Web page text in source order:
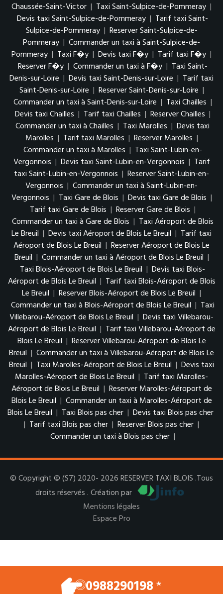
Chaussée-Saint-Victor | Taxi Saint-Sulpice-de-Pommeray |
Devis taxi Saint-Sulpice-de-Pommeray | Tarif taxi Saint-
Sulpice-de-Pommeray | Reserver Saint-Sulpice-de-
Pommeray | Commander un taxi à Saint-Sulpice-de-
Pommeray | Taxi F�y | Devis taxi F�y | Tarif taxi F�y |
Reserver F�y | Commander un taxi à F�y | Taxi Saint-
Denis-sur-Loire | Devis taxi Saint-Denis-sur-Loire | Tarif taxi
Saint-Denis-sur-Loire | Reserver Saint-Denis-sur-Loire |
Commander un taxi à Saint-Denis-sur-Loire | Taxi Chailles |
Devis taxi Chailles | Tarif taxi Chailles | Reserver Chailles |
Commander un taxi à Chailles | Taxi Marolles | Devis taxi
Marolles | Tarif taxi Marolles | Reserver Marolles |
Commander un taxi à Marolles | Taxi Saint-Lubin-en-
Vergonnois | Devis taxi Saint-Lubin-en-Vergonnois | Tarif
taxi Saint-Lubin-en-Vergonnois | Reserver Saint-Lubin-en-
Vergonnois | Commander un taxi à Saint-Lubin-en-
Vergonnois | Taxi Gare de Blois | Devis taxi Gare de Blois |
Tarif taxi Gare de Blois | Reserver Gare de Blois |
Commander un taxi à Gare de Blois | Taxi Aéroport de Blois
Le Breuil | Devis taxi Aéroport de Blois Le Breuil | Tarif taxi
Aéroport de Blois Le Breuil | Reserver Aéroport de Blois Le
Breuil | Commander un taxi à Aéroport de Blois Le Breuil |
Taxi Blois-Aéroport de Blois Le Breuil | Devis taxi Blois-
Aéroport de Blois Le Breuil | Tarif taxi Blois-Aéroport de Blois
Le Breuil | Reserver Blois-Aéroport de Blois Le Breuil |
Commander un taxi à Blois-Aéroport de Blois Le Breuil | Taxi
Villebarou-Aéroport de Blois Le Breuil | Devis taxi Villebarou-
Aéroport de Blois Le Breuil | Tarif taxi Villebarou-Aéroport de
Blois Le Breuil | Reserver Villebarou-Aéroport de Blois Le
Breuil | Commander un taxi à Villebarou-Aéroport de Blois Le
Breuil | Taxi Marolles-Aéroport de Blois Le Breuil | Devis taxi
Marolles-Aéroport de Blois Le Breuil | Tarif taxi Marolles-
Aéroport de Blois Le Breuil | Reserver Marolles-Aéroport de
Blois Le Breuil | Commander un taxi à Marolles-Aéroport de
Blois Le Breuil | Taxi Blois pas cher | Devis taxi Blois pas cher
| Tarif taxi Blois pas cher | Reserver Blois pas cher |
Commander un taxi à Blois pas cher |
© Copyright © (S7) 2020- 2026 RESERVER TAXI BLOIS .Tous
droits réservés . Création par
Mentions légales
Espace Pro
0988290198*